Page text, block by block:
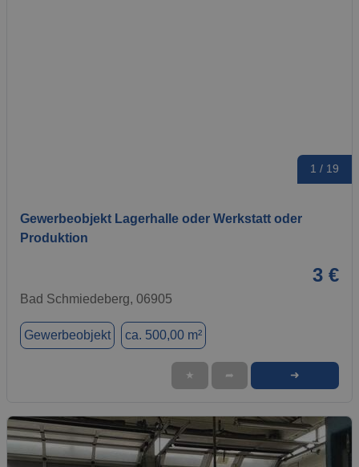
1 / 19
Gewerbeobjekt Lagerhalle oder Werkstatt oder
Produktion
3 €
Bad Schmiedeberg, 06905
Gewerbeobjekt ca. 500,00 m²
★ ➦ ➜